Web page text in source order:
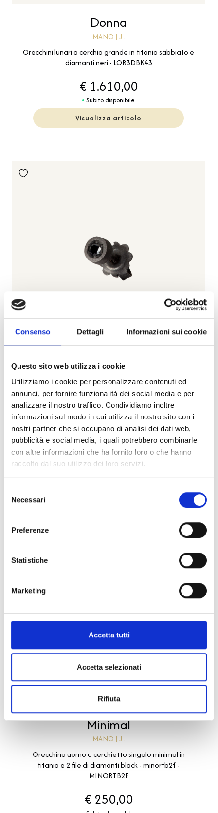
Consenso Dettagli Informazioni sui cookie
Questo sito web utilizza i cookie
Utilizziamo i cookie per personalizzare contenuti ed
annunci, per fornire funzionalità dei social media e per
analizzare il nostro traffico. Condividiamo inoltre
informazioni sul modo in cui utilizza il nostro sito con i
nostri partner che si occupano di analisi dei dati web,
pubblicità e social media, i quali potrebbero combinarle
con altre informazioni che ha fornito loro o che hanno
raccolto dal suo utilizzo dei loro servizi.
delNecessari
Preferenze
Statistiche
Marketing
Accetta tutti
Accetta selezionati
Rifiuta
Donna
MANO | J .
Orecchini lunari a cerchio grande in titanio sabbiato e
diamanti neri - LOR3DBK43
€ 1.610,00
Subito disponibile
Visualizza articolo
Minimal
MANO | J .
Orecchino singolo punto luce in titanio e diamante
black - minortbpl - MINORTBPL
€ 160,00
Subito disponibile
Visualizza articolo
Minimal
MANO | J .
Orecchino uomo a cerchietto singolo minimal in
titanio e 2 file di diamanti black - minortb2f -
MINORTB2F
€ 250,00